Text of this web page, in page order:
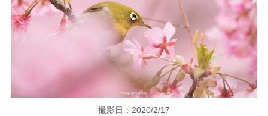
撮影日：2020/2/17